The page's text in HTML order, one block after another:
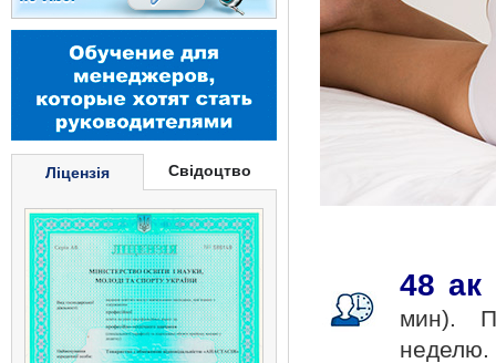
Ліцензія Свідоцтво
48 ак
мин).
неделю.